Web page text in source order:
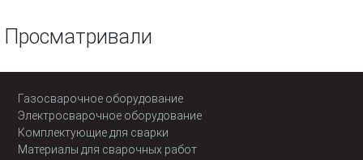
Просматривали
Газосварочное оборудование
Электросварочное оборудование
Комплектующие для сварки
Материалы для сварочных работ